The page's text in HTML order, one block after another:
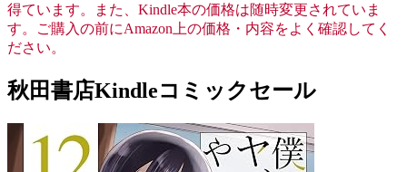
得ています。また、Kindle本の価格は随時変更されていま
す。ご購入の前にAmazon上の価格・内容をよく確認してく
ださい。
秋田書店Kindleコミックセール